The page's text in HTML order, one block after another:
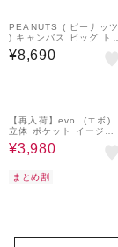
PEANUTS ( ピーナッツ
) キャンバス ビッグ トー
トバッグ
¥8,690
【再入荷】evo. (エボ)
立体 ポケット イージー
コクーンパンツ
¥3,980
まとめ割